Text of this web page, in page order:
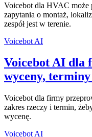
Voicebot dla HVAC może
zapytania o montaż,
zespół jest w terenie.
Voicebot AI
Voicebot AI dla
wyceny,
Voicebot dla firmy
zakres rzeczy i termin,
wycenę.
Voicebot AI